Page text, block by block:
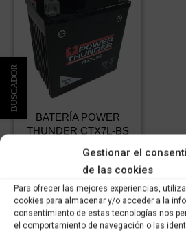
Gestionar el
de las cookies
Para ofrecer las mejores experiencias,
cookies para almacenar y/o acceder a la
consentimiento de estas tecnologías nos
el comportamiento de navegación o las
BATERÍA POWER
THUNDER CTX7L-BS
€ IVA
incluido
Comprar